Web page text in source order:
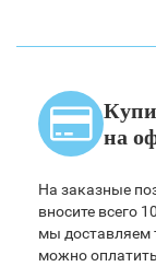
на
На заказные
вносите всего
мы доставляем
можно